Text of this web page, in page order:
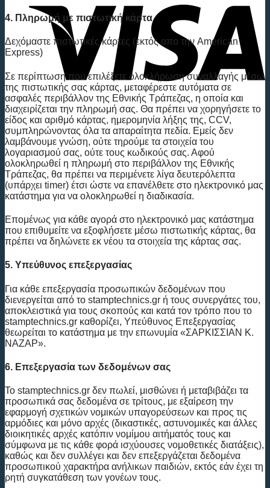
4. Πληρωμή με πιστωτική κάρτα
Δεχόμαστε πιστωτικές κάρτες (εκτός απο την American
Express)
Σε περίπτωση που επιλέξετε ολοκλήρωση συναλλαγής μέσω
της πιστωτικής σας κάρτας, μεταφέρεστε αυτόματα σε
ασφαλές περιβάλλον της Εθνικής Τράπεζας, η οποία και
διαχειρίζεται την πληρωμή σας. Θα πρέπει να χορηγήσετε το
είδος και αριθμό κάρτας, ημερομηνία λήξης της, CCV,
συμπληρώνοντας όλα τα απαραίτητα πεδία. Εμείς δεν
λαμβάνουμε γνώση, ούτε τηρούμε τα στοιχεία του
λογαριασμού σας, ούτε τους κωδικούς σας. Αφού
ολοκληρωθεί η πληρωμή στο περιβάλλον της Εθνικής
Τράπεζας, θα πρέπει να περιμένετε λίγα δευτερόλεπτα
(υπάρχει timer) έτσι ώστε να επανέλθετε στο ηλεκτρονικό μας
κατάστημα για να ολοκληρωθεί η διαδικασία.
Επομένως για κάθε αγορά στο ηλεκτρονικό μας κατάστημα
που επιθυμείτε να εξοφλήσετε μέσω πιστωτικής κάρτας, θα
πρέπει να δηλώνετε εκ νέου τα στοιχεία της κάρτας σας.
5. Υπεύθυνος επεξεργασίας
Για κάθε επεξεργασία προσωπικών δεδομένων που
διενεργείται από το stamptechnics.gr ή τους συνεργάτες του,
αποκλειστικά για τους σκοπούς και κατά τον τρόπο που το
stamptechnics.gr καθορίζει, Υπεύθυνος Επεξεργασίας
θεωρείται το κατάστημα με την επωνυμία «ΣΑΡΚΙΣΣΙΑΝ Κ.
ΝΑΖΑΡ».
6. Eπεξεργασία των δεδομένων σας
To stamptechnics.gr δεν πωλεί, μισθώνει ή μεταβιβάζει τα
προσωπικά σας δεδομένα σε τρίτους, με εξαίρεση την
εφαρμογή σχετικών νομικών υπαγορεύσεων και προς τις
αρμόδιες και μόνο αρχές (δικαστικές, αστυνομικές και άλλες
διοικητικές αρχές κατόπιν νομίμου αιτήματός τους και
σύμφωνα με τις κάθε φορά ισχύουσες νομοθετικές διατάξεις),
καθώς και δεν συλλέγει και δεν επεξεργάζεται δεδομένα
προσωπικού χαρακτήρα ανήλικων παιδιών, εκτός εάν έχει τη
ρητή συγκατάθεση των γονέων τους.